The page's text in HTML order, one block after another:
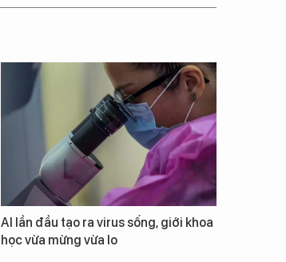
AI lần đầu tạo ra virus sống, giới khoa
học vừa mừng vừa lo